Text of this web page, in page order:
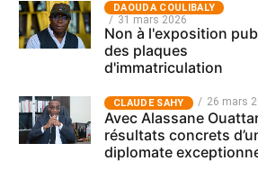
‎DAOUDA COULIBALY
31 mars 2026
Non à l'exposition
des plaques
d'immatriculation
CLAUDE SAHY 26 mars
Avec Alassane
résultats concrets
diplomate